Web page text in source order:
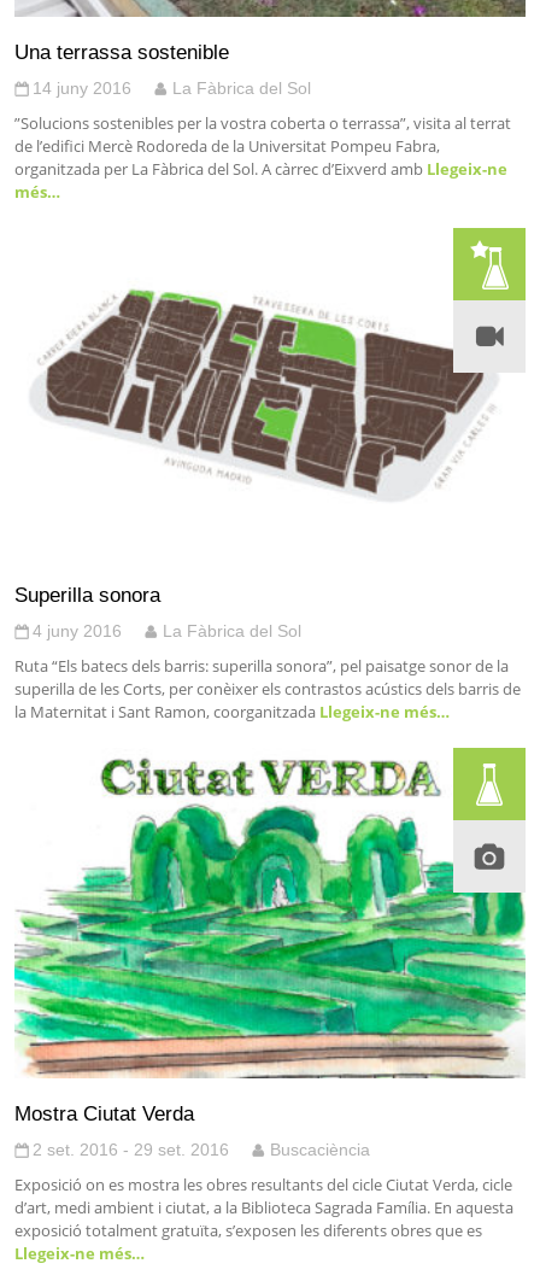
Una terrassa sostenible
14 juny 2016 La Fàbrica del Sol
”Solucions sostenibles per la vostra coberta o terrassa”, visita al terrat
de l’edifici Mercè Rodoreda de la Universitat Pompeu Fabra,
organitzada per La Fàbrica del Sol. A càrrec d’Eixverd amb Llegeix-ne
més…
Superilla sonora
4 juny 2016 La Fàbrica del Sol
Ruta “Els batecs dels barris: superilla sonora”, pel paisatge sonor de la
superilla de les Corts, per conèixer els contrastos acústics dels barris de
la Maternitat i Sant Ramon, coorganitzada Llegeix-ne més…
Mostra Ciutat Verda
2 set. 2016 - 29 set. 2016 Buscaciència
Exposició on es mostra les obres resultants del cicle Ciutat Verda, cicle
d’art, medi ambient i ciutat, a la Biblioteca Sagrada Família. En aquesta
exposició totalment gratuïta, s’exposen les diferents obres que es
Llegeix-ne més…